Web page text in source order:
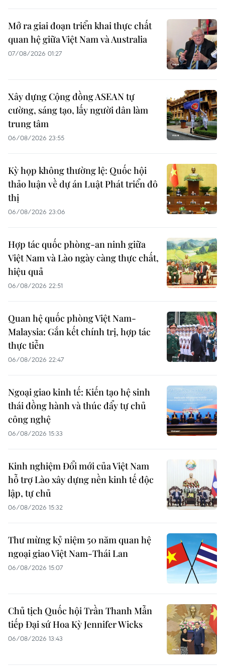
Mở ra giai đoạn triển khai thực chất
quan hệ giữa Việt Nam và Australia
07/08/2026 01:27
Xây dựng Cộng đồng ASEAN tự
cường, sáng tạo, lấy người dân làm
trung tâm
06/08/2026 23:55
Kỳ họp không thường lệ: Quốc hội
thảo luận về dự án Luật Phát triển đô
thị
06/08/2026 23:06
Hợp tác quốc phòng-an ninh giữa
Việt Nam và Lào ngày càng thực chất,
hiệu quả
06/08/2026 22:51
Quan hệ quốc phòng Việt Nam-
Malaysia: Gắn kết chính trị, hợp tác
thực tiễn
06/08/2026 22:47
Ngoại giao kinh tế: Kiến tạo hệ sinh
thái đồng hành và thúc đẩy tự chủ
công nghệ
06/08/2026 15:33
Kinh nghiệm Đổi mới của Việt Nam
hỗ trợ Lào xây dựng nền kinh tế độc
lập, tự chủ
06/08/2026 15:32
Thư mừng kỷ niệm 50 năm quan hệ
ngoại giao Việt Nam-Thái Lan
06/08/2026 15:07
Chủ tịch Quốc hội Trần Thanh Mẫn
tiếp Đại sứ Hoa Kỳ Jennifer Wicks
06/08/2026 13:43